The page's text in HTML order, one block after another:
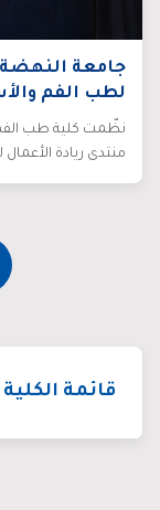
قائمة الكلية
جامعة النهضة
لطب الفم
منتدى ريادة